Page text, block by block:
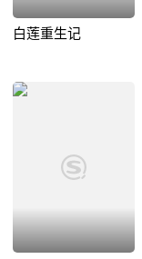
白莲重生记